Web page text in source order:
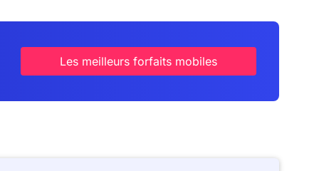
Les meilleurs forfaits mobiles